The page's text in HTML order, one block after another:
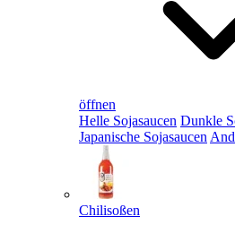
öffnen
Helle Sojasaucen Dunkle
Japanische Sojasaucen
Chilisoßen